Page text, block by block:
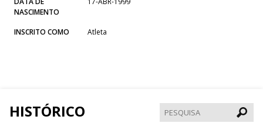
NASCIMENTO
INSCRITO COMO Atleta
HISTÓRICO